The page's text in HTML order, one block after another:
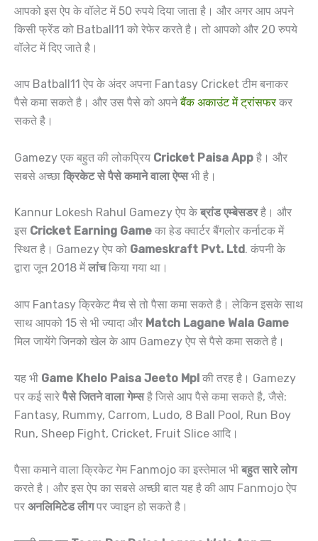
आपको इस ऐप के वॉलेट में 50 रुपये दिया जाता है। और अगर आप अपने
किसी फ्रेंड को Batball11 को रेफेर करते है। तो आपको और 20 रुपये
वॉलेट में दिए जाते है।
आप Batball11 ऐप के अंदर अपना Fantasy Cricket टीम बनाकर
पैसे कमा सकते है। और उस पैसे को अपनेबैंक अकाउंट में ट्रांसफरकर
सकते है।
Gamezy एक बहुत की लोकप्रिय Cricket Paisa App है। और
सबसे अच्छा क्रिकेट से पैसे कमाने वाला ऐप्सभी है।
Kannur Lokesh Rahul Gamezy ऐप के ब्रांड एम्बेसडरहै। और
इस Cricket Earning Game का हेड क्वार्टर बैंगलोर कर्नाटक में
स्थित है। Gamezy ऐप को Gameskraft Pvt. Ltd . कंपनी के
द्वारा जून 2018 मेंलांचकिया गया था।
आप Fantasy क्रिकेट मैच से तो पैसा कमा सकते है। लेकिन इसके साथ
साथ आपको 15 से भी ज्यादा और Match Lagane Wala Game
मिल जायेंगे जिनको खेल के आप Gamezy ऐप से पैसे कमा सकते है।
यह भी Game Khelo Paisa Jeeto Mpl की तरह है। Gamezy
पर कई सारे पैसे जितने वाला गेम्सहै जिसे आप पैसे कमा सकते है, जैसे:
Fantasy, Rummy, Carrom, Ludo, 8 Ball Pool, Run Boy
Run, Sheep Fight, Cricket, Fruit Slice आदि।
पैसा कमाने वाला क्रिकेट गेम Fanmojo का इस्तेमाल भी बहुत सारे लोग
करते है। और इस ऐप का सबसे अच्छी बात यह है की आप Fanmojo ऐप
पर अनलिमिटेड लीगपर ज्वाइन हो सकते है।